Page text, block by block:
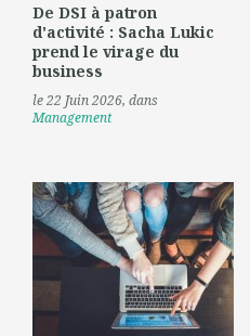
De DSI à patron
d'activité : Sacha Lukic
prend le virage du
business
le 22 Juin 2026, dans
Management